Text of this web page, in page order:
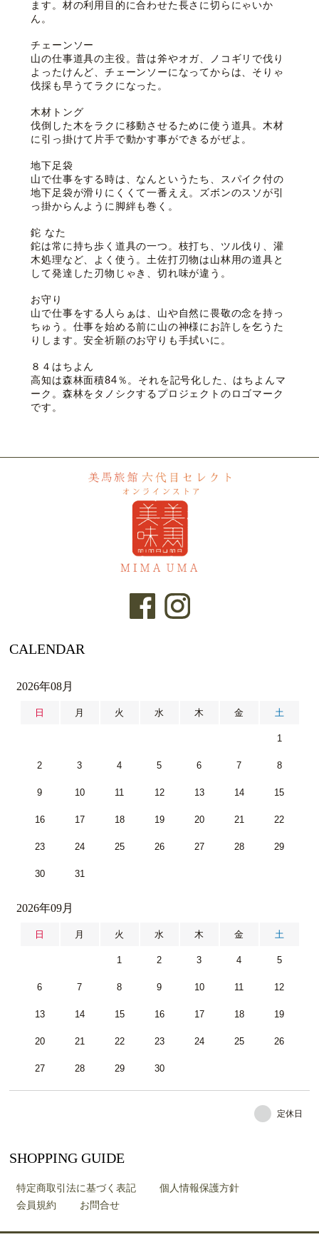
ます。材の利用目的に合わせた長さに切らにゃいか
ん。
チェーンソー
山の仕事道具の主役。昔は斧やオガ、ノコギリで伐り
よったけんど、チェーンソーになってからは、そりゃ
伐採も早うてラクになった。
木材トング
伐倒した木をラクに移動させるために使う道具。木材
に引っ掛けて片手で動かす事ができるがぜよ。
地下足袋
山で仕事をする時は、なんというたち、スパイク付の
地下足袋が滑りにくくて一番ええ。ズボンのスソが引
っ掛からんように脚絆も巻く。
鉈 なた
鉈は常に持ち歩く道具の一つ。枝打ち、ツル伐り、灌
木処理など、よく使う。土佐打刃物は山林用の道具と
して発達した刃物じゃき、切れ味が違う。
お守り
山で仕事をする人らぁは、山や自然に畏敬の念を持っ
ちゅう。仕事を始める前に山の神様にお許しを乞うた
りします。安全祈願のお守りも手拭いに。
８４はちよん
高知は森林面積84％。それを記号化した、はちよんマ
ーク。森林をタノシクするプロジェクトのロゴマーク
です。
CALENDAR
2026年08月
日 月 火 水 木 金 土
1
2 3 4 5 6 7 8
9 10 11 12 13 14 15
16 17 18 19 20 21 22
23 24 25 26 27 28 29
30 31
2026年09月
日 月 火 水 木 金 土
1 2 3 4 5
6 7 8 9 10 11 12
13 14 15 16 17 18 19
20 21 22 23 24 25 26
27 28 29 30
定休日
SHOPPING GUIDE
特定商取引法に基づく表記
個人情報保護方針
会員規約
お問合せ